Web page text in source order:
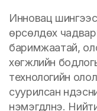
Инновац
өрсөлдөх
баримжаатай,
хөгжлийн
технологийн
суурилсан
нэмэгдүүлнэ.